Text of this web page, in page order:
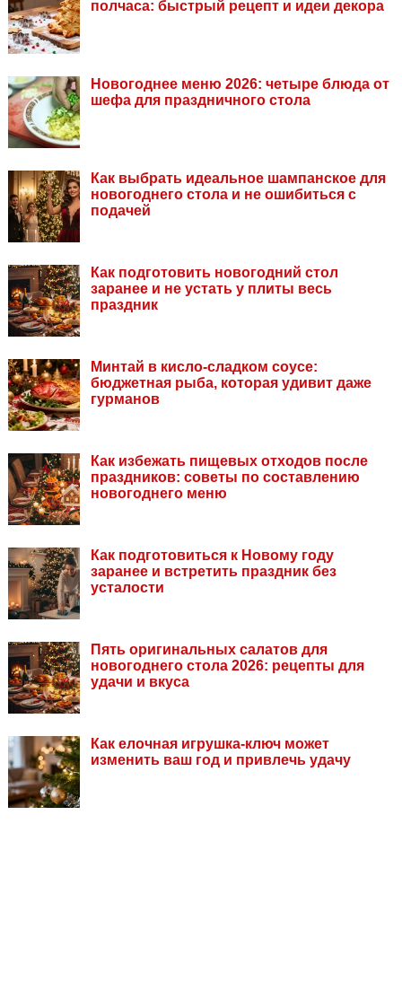
полчаса: быстрый рецепт и идеи декора
Новогоднее меню 2026: четыре блюда от
шефа для праздничного стола
Как выбрать идеальное шампанское для
новогоднего стола и не ошибиться с
подачей
Как подготовить новогодний стол
заранее и не устать у плиты весь
праздник
Минтай в кисло-сладком соусе:
бюджетная рыба, которая удивит даже
гурманов
Как избежать пищевых отходов после
праздников: советы по составлению
новогоднего меню
Как подготовиться к Новому году
заранее и встретить праздник без
усталости
Пять оригинальных салатов для
новогоднего стола 2026: рецепты для
удачи и вкуса
Как елочная игрушка-ключ может
изменить ваш год и привлечь удачу